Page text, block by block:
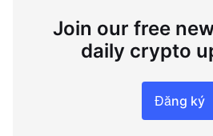
Join our free
daily crypto
Đăng ký